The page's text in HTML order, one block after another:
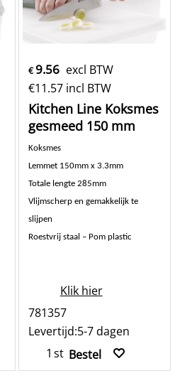
€9.56 excl BTW
€11.57 incl BTW
Kitchen Line Koksmes
gesmeed 150 mm
Koksmes
Lemmet 150mm x 3.3mm
Totale lengte 285mm
Vlijmscherp en gemakkelijk te
slijpen
Roestvrij staal – Pom plastic
Klik hier
781357
Levertijd:5-7 dagen
st Bestel